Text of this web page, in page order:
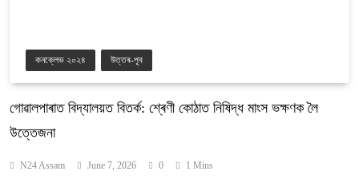
কনক্লেভ ২০২৪ উত্তৰ-পূব
গোৱালপাৰাত বিদ্যালয়ত বিতৰ্ক: শ্ৰেণী কোঠাত নিষিদ্ধ মাংস ভক্ষণক লৈ
উত্তেজনা
N24 Assam June 7, 2026 0 1 Mins